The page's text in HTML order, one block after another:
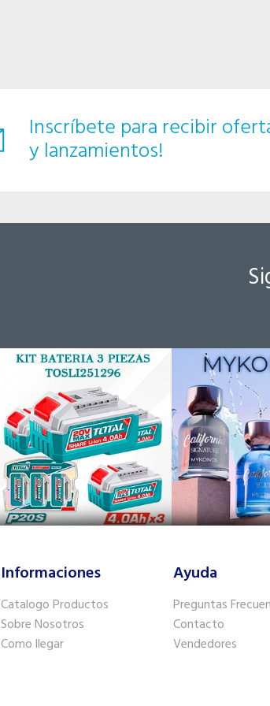
Inscríbete para recibir
y lanzamientos!
Informaciones
Catalogo Productos
Sobre Nosotros
Como llegar
Ayuda
Preguntas
Contacto
Vendedores